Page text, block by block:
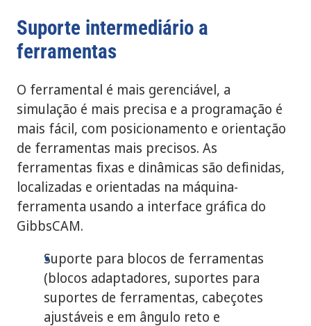
Suporte intermediário a
ferramentas
O ferramental é mais gerenciável, a
simulação é mais precisa e a programação é
mais fácil, com posicionamento e orientação
de ferramentas mais precisos. As
ferramentas fixas e dinâmicas são definidas,
localizadas e orientadas na máquina-
ferramenta usando a interface gráfica do
GibbsCAM.
Suporte para blocos de ferramentas
(blocos adaptadores, suportes para
suportes de ferramentas, cabeçotes
ajustáveis e em ângulo reto e